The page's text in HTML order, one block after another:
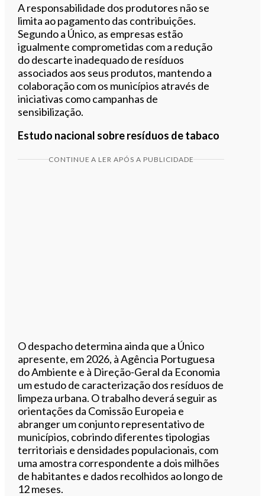
A responsabilidade dos produtores não se
limita ao pagamento das contribuições.
Segundo a Único, as empresas estão
igualmente comprometidas com a redução
do descarte inadequado de resíduos
associados aos seus produtos, mantendo a
colaboração com os municípios através de
iniciativas como campanhas de
sensibilização.
Estudo nacional sobre resíduos de tabaco
CONTINUE A LER APÓS A PUBLICIDADE
O despacho determina ainda que a Único
apresente, em 2026, à Agência Portuguesa
do Ambiente e à Direção-Geral da Economia
um estudo de caracterização dos resíduos de
limpeza urbana. O trabalho deverá seguir as
orientações da Comissão Europeia e
abranger um conjunto representativo de
municípios, cobrindo diferentes tipologias
territoriais e densidades populacionais, com
uma amostra correspondente a dois milhões
de habitantes e dados recolhidos ao longo de
12 meses.